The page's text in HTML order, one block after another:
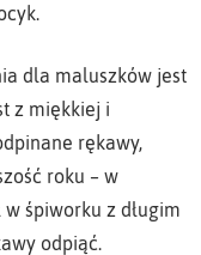
dla maluszków jest
z miękkiej i
rękawy,
roku – w
śpiworku z długim
odpiąć.